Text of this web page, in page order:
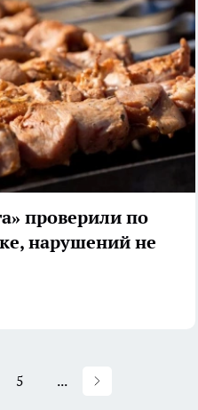
проверили по
нарушений не
5 ...